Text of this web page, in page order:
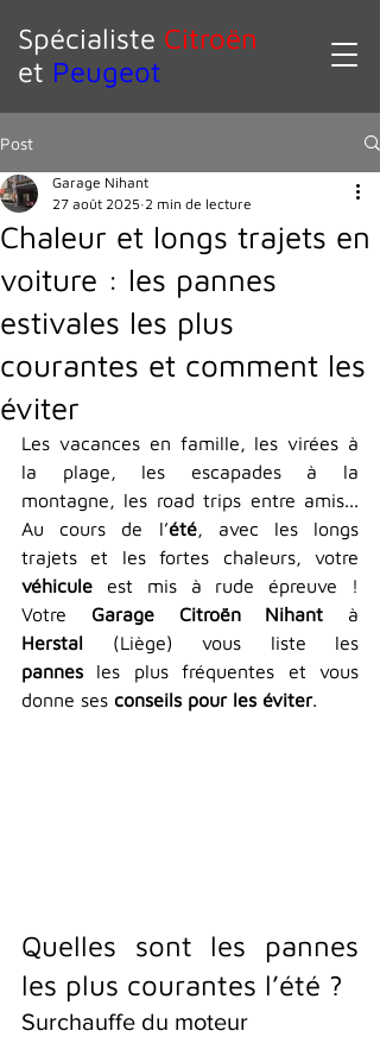
Spécialiste Citroën
et Peugeot
Post
Chaleur et longs trajets en
voiture : les pannes
estivales les plus
courantes et comment les
éviter
Garage Nihant
27 août 2025 2 min de lecture
Les vacances en famille, les virées à
la plage, les escapades à la
montagne, les road trips entre amis...
Au cours de l’été, avec les longs
véhicule est mis à rude épreuve !
Votre Garage Citroën Nihant
Herstal
pannes les plus fréquentes et vous
donne ses conseils pour les éviter.
Quelles sont les pannes
les plus courantes l’été ?
Surchauffe du moteur